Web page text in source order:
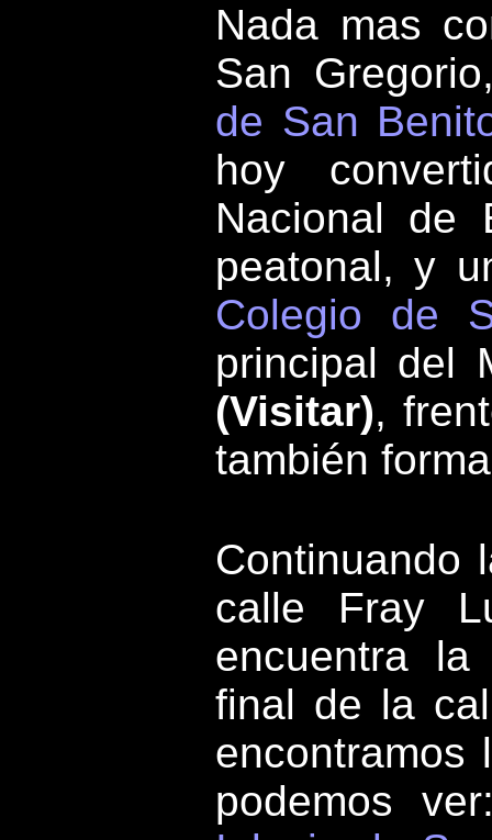
Nada mas
San
de San
hoy
Nacional de
peatonal, y
Colegio de
principal del
(Visitar),
también
Continuando
calle Fray
encuentra
final de la
podemos